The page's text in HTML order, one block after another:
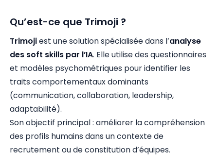
Qu’est-ce que Trimoji ?
Trimojiest une solution spécialisée dans l’analyse
des soft skills par l’IA. Elle utilise des questionnaires
et modèles psychométriques pour identifier les
traits comportementaux dominants
(communication, collaboration, leadership,
adaptabilité).
Son objectif principal : améliorer la compréhension
des profils humains dans un contexte de
recrutement ou de constitution d’équipes.